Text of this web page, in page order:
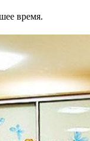
время.